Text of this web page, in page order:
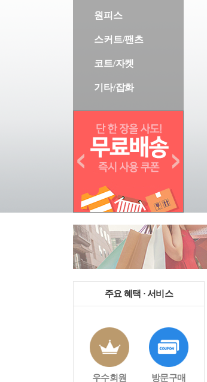
원피스
스커트/팬츠
코트/자켓
기타/잡화
주요 혜택 · 서비스
우수회원
방문구매